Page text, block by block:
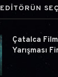
EDİTÖRÜN
Çatalca
Yarışması